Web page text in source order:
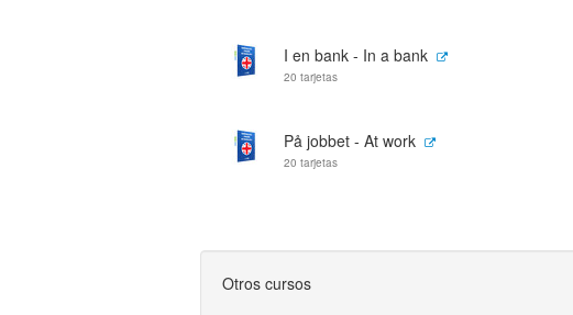
I en bank - In a bank
20 tarjetas
På jobbet - At work
20 tarjetas
Otros cursos